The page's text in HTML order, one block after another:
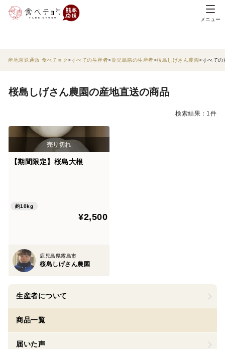
メニュー
産地直送通販 食べチョク すべての生産者 鹿児島県の生産者 桜島しげさん農園 すべての
桜島しげさん農園の産地直送の商品
検索結果：1件
【期間限定】桜島大根
約10kg
¥2,500
鹿児島県霧島市
桜島しげさん農園
生産者について
商品一覧
届いた声